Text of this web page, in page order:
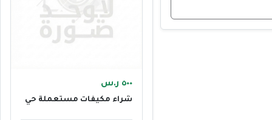
٥٠٠ ر.س
شراء مكيفات مستعملة حي